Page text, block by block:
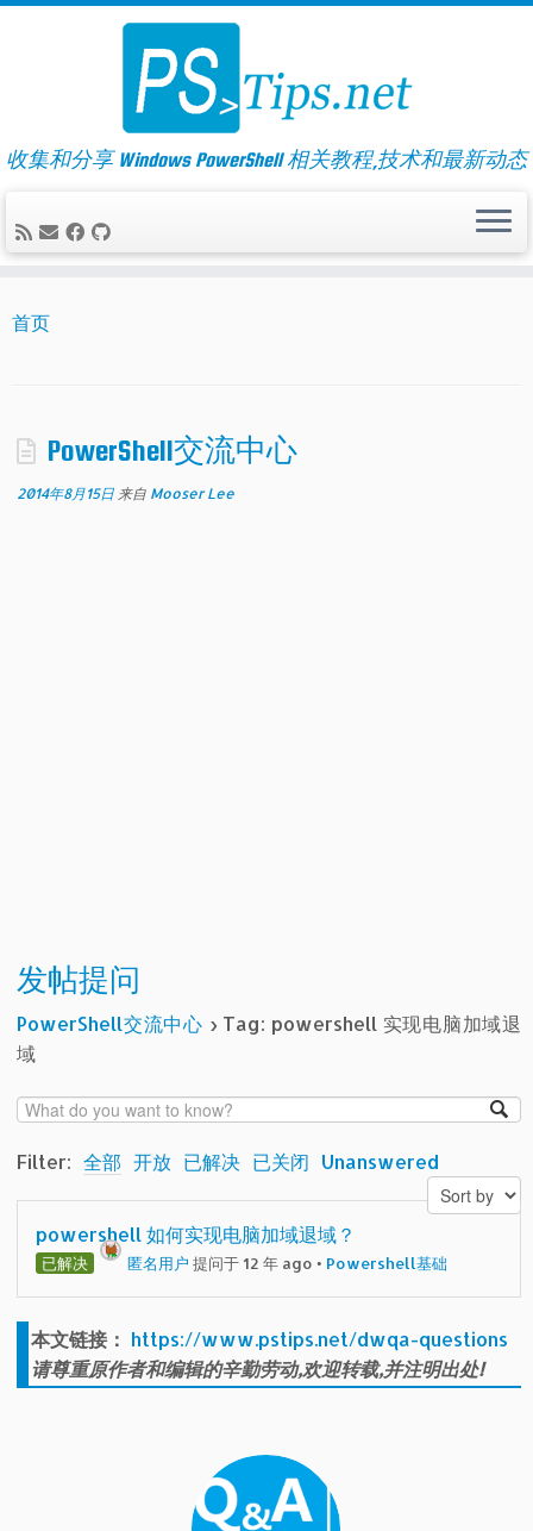
Skip
收集和分享 Windows PowerShell 相关教程,技术和最新动态
首页
PowerShell交流中心
2014年8月15日 来自 Mooser Lee
发帖提问
PowerShell交流中心 › Tag: powershell 实现电脑加域退
域
Filter: 全部 开放 已解决 已关闭 Unanswered
powershell 如何实现电脑加域退域？
已解决 匿名用户 提问于 12 年 ago • Powershell基础
本文链接： https://www.pstips.net/dwqa-questions
请尊重原作者和编辑的辛勤劳动,欢迎转载,并注明出处!